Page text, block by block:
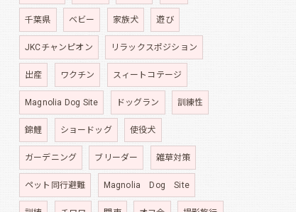
千葉県 ベビー 家族犬 遊び
JKCチャンピオン リラックスポジション
出産 ワクチン スィートコテージ
Magnolia Dog Site ドッグラン 訓練性
錦鯉 ショードッグ 使役犬
ガーデニング ブリーダー 雑草対策
ペット同行避難 Magnolia Dog Site